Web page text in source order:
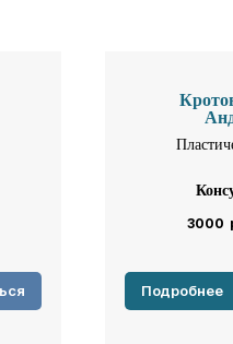
3000
Подробнее